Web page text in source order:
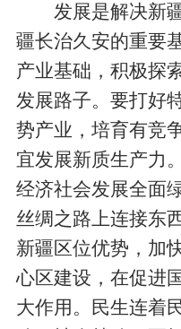
发展是解决新
疆长治久安的重要
产业基础，积极探
发展路子。要打好
势产业，培育有竞
宜发展新质生产力
经济社会发展全面
丝绸之路上连接东
新疆区位优势，加
心区建设，在促进
大作用。民生连着